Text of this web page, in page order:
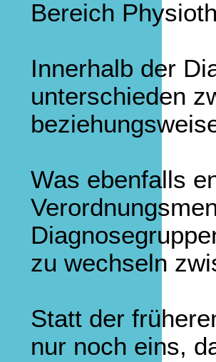
Bereich
Innerhalb der
unterschieden
Was ebenfalls
zu wechseln
Statt der
nur noch eins,